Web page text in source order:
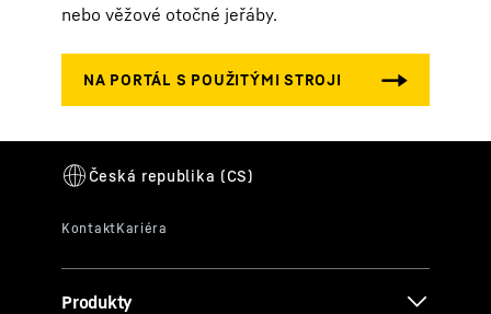
nebo věžové otočné jeřáby.
Produkty